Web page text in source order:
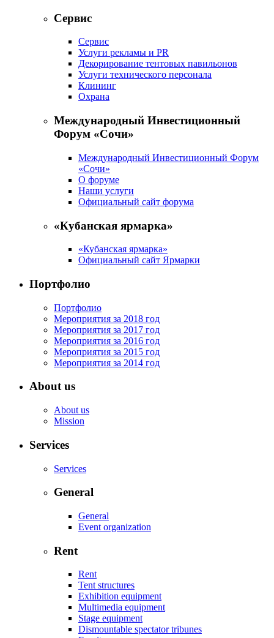
Сервис
Сервис
Услуги рекламы и PR
Декорирование тентовых павильонов
Услуги технического персонала
Клининг
Охрана
Международный Инвестиционный
Форум «Сочи»
Международный Инвестиционный Форум
«Сочи»
О форуме
Наши услуги
Официальный сайт форума
«Кубанская ярмарка»
«Кубанская ярмарка»
Официальный сайт Ярмарки
Портфолио
Портфолио
Мероприятия за 2018 год
Мероприятия за 2017 год
Мероприятия за 2016 год
Мероприятия за 2015 год
Мероприятия за 2014 год
About us
About us
Mission
Services
Services
General
General
Event organization
Rent
Rent
Tent structures
Exhibition equipment
Multimedia equipment
Stage equipment
Dismountable spectator tribunes